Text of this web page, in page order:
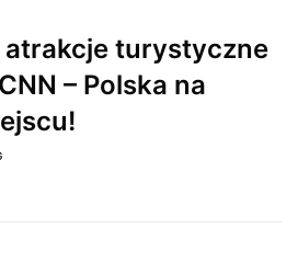
atrakcje turystyczne
– Polska na